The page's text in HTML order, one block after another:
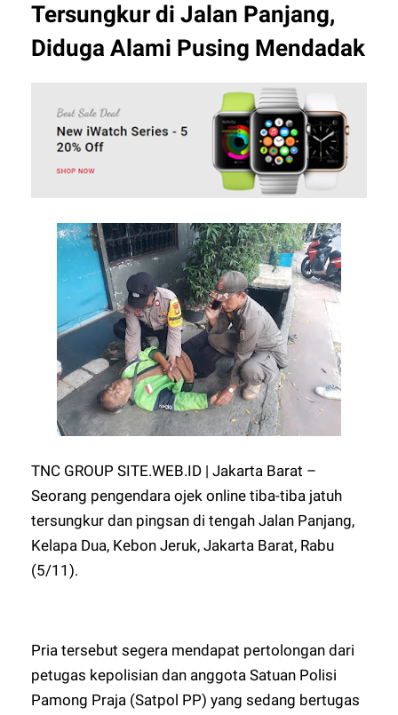
Tersungkur di Jalan Panjang,
Diduga Alami Pusing Mendadak
TNC GROUP SITE.WEB.ID | Jakarta Barat –
Seorang pengendara ojek online tiba-tiba jatuh
tersungkur dan pingsan di tengah Jalan Panjang,
Kelapa Dua, Kebon Jeruk, Jakarta Barat, Rabu
(5/11).
Pria tersebut segera mendapat pertolongan dari
petugas kepolisian dan anggota Satuan Polisi
Pamong Praja (Satpol PP) yang sedang bertugas